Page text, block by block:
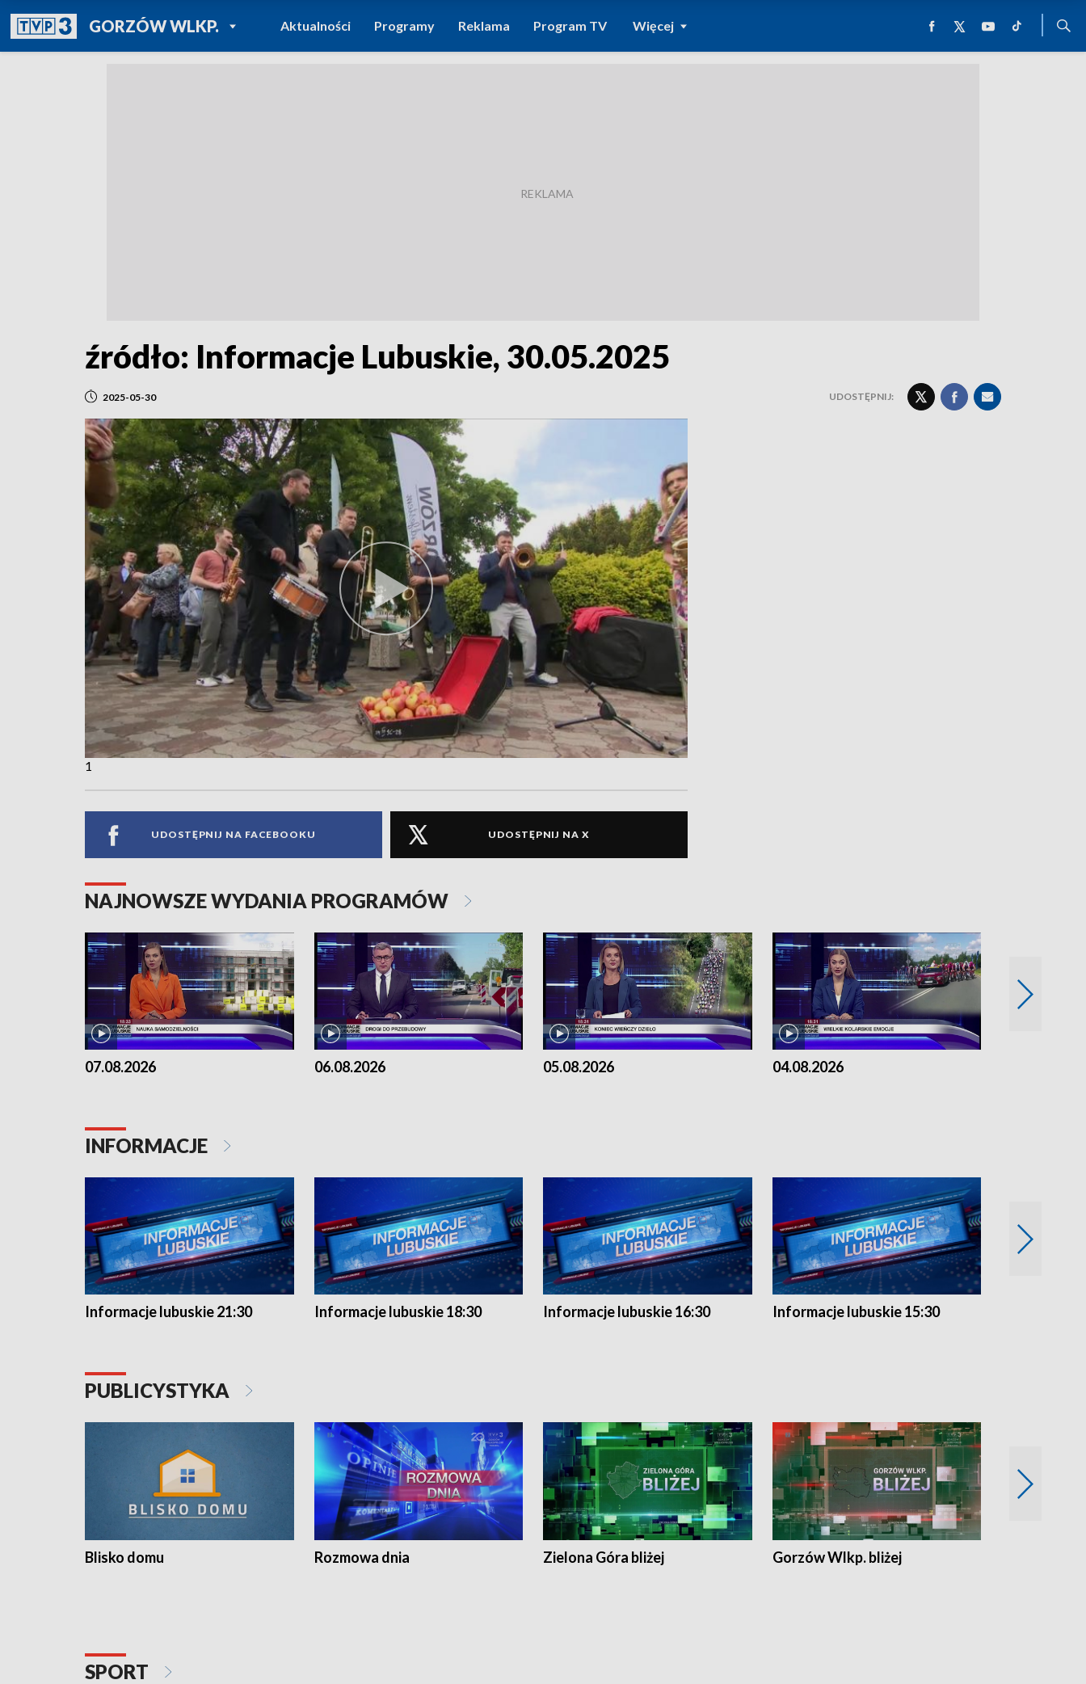
GORZÓW WLKP.POWRÓT DO
TVP REGIONY
Aktualności Programy Reklama Program TV Więcej
źródło: Informacje Lubuskie, 30.05.2025
2025-05-30 UDOSTĘPNIJ:
1
UDOSTĘPNIJ NA FACEBOOKU UDOSTĘPNIJ NA X
NAJNOWSZE WYDANIA PROGRAMÓW
07.08.2026 06.08.2026 05.08.2026 04.08.2026
INFORMACJE
Informacje lubuskie 21:30 Informacje lubuskie 18:30 Informacje lubuskie 16:30 Informacje lubuskie 15:30
PUBLICYSTYKA
Blisko domu Rozmowa dnia Zielona Góra bliżej Gorzów Wlkp. bliżej
SPORT